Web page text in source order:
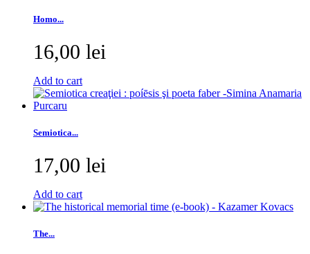
Homo...
16,00 lei
Add to cart
Semiotica...
17,00 lei
Add to cart
The...